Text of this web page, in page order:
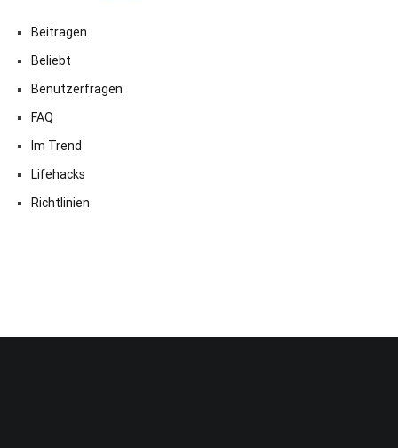
Beitragen
Beliebt
Benutzerfragen
FAQ
Im Trend
Lifehacks
Richtlinien